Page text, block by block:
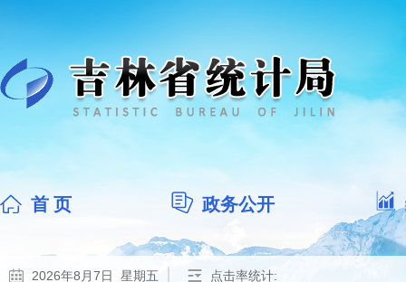
首 页 政务公开
2026年8月7日 星期五 点击率统计: